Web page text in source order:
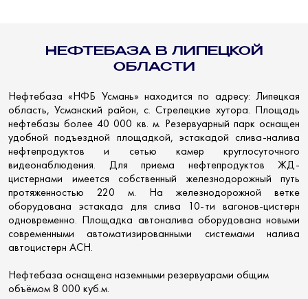
НЕФТЕБАЗА В ЛИПЕЦКОЙ
ОБЛАСТИ
Нефтебаза «НФБ Усмань» находится по адресу: Липецкая
область, Усманский район, с. Стрелецкие хутора. Площадь
нефтебазы более 40 000 кв. м. Резервуарный парк оснащен
удобной подъездной площадкой, эстакадой слива-налива
нефтепродуктов и сетью камер круглосуточного
видеонаблюдения. Для приема нефтепродуктов ЖД-
цистернами имеется собственный железнодорожный путь
протяженностью 220 м. На железнодорожной ветке
оборудована эстакада для слива 10-ти вагонов-цистерн
одновременно. Площадка автоналива оборудована новыми
современными автоматизированными системами налива
автоцистерн АСН.
Нефтебаза оснащена наземными резервуарами общим
объёмом 8 000 куб.м.